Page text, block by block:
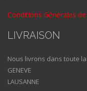
Conditions Générales
LIVRAISON
Nous livrons dans toute la
GENEVE
LAUSANNE